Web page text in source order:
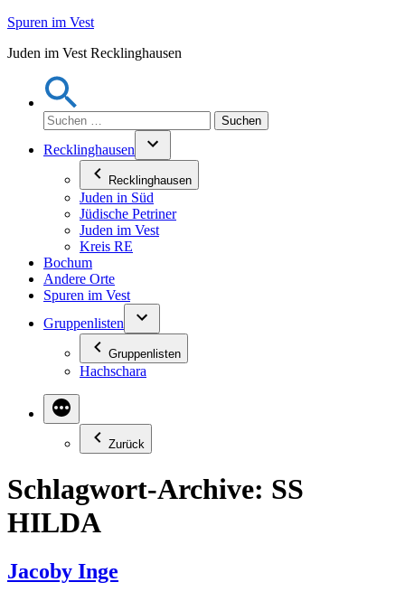
Zum
springen
Spuren im Vest
Juden im Vest Recklinghausen
Suchen
nach:
Recklinghausen
Recklinghausen
Juden in Süd
Jüdische Petriner
Juden im Vest
Kreis RE
Bochum
Andere Orte
Spuren im Vest
Gruppenlisten
Gruppenlisten
Hachschara
Zurück
Schlagwort-Archive: SS
HILDA
Jacoby Inge